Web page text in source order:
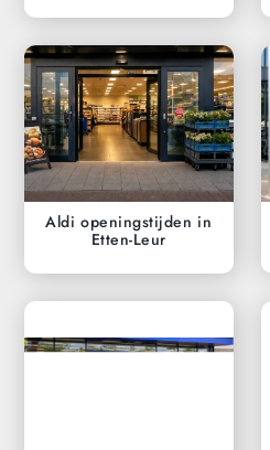
Aldi openingstijden in
Etten-Leur